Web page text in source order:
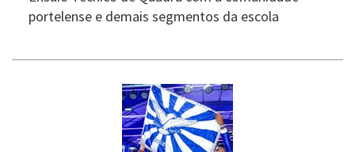
portelense e demais segmentos da escola